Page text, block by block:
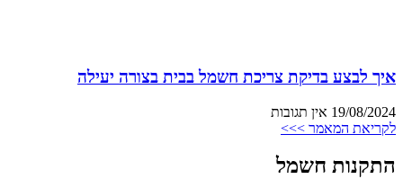
איך לבצע בדיקת צריכת חשמל בבית בצורה יעילה
19/08/2024 אין תגובות
לקריאת המאמר >>>
התקנות חשמל